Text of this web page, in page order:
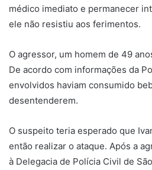
médico imediato e permanecer
ele não resistiu aos ferimentos.
O agressor, um homem de 49
De acordo com informações da
envolvidos haviam consumido
desentenderem.
O suspeito teria esperado que
então realizar o ataque. Após a
à Delegacia de Polícia Civil de